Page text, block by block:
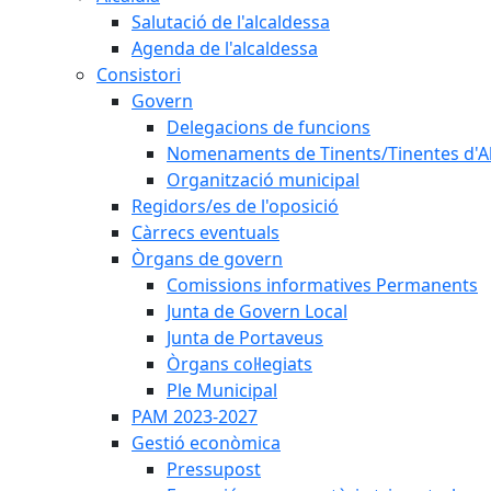
Salutació de l'alcaldessa
Agenda de l'alcaldessa
Consistori
Govern
Delegacions de funcions
Nomenaments de Tinents/Tinentes
Organització municipal
Regidors/es de l'oposició
Càrrecs eventuals
Òrgans de govern
Comissions informatives Permanents
Junta de Govern Local
Junta de Portaveus
Òrgans col·legiats
Ple Municipal
PAM 2023-2027
Gestió econòmica
Pressupost